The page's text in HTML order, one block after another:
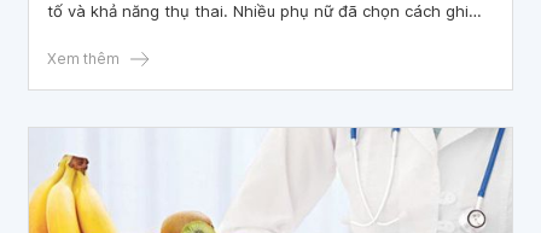
tố và khả năng thụ thai. Nhiều phụ nữ đã chọn cách ghi
mình.Bạn thì sao?
Xem thêm